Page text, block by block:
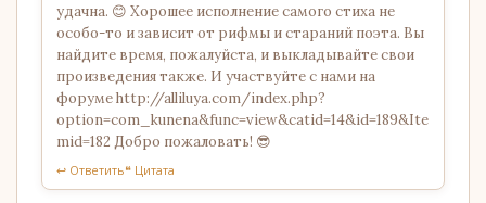
удачна. 😊 Хорошее исполнение самого стиха не
особо-то и зависит от рифмы и стараний поэта. Вы
найдите время, пожалуйста, и выкладывайте свои
произведения также. И участвуйте с нами на
форуме http://alliluya.com/index.php?
option=com_kunena&func=view&catid=14&id=189&Ite
mid=182 Добро пожаловать! 😎
↩ Ответить❝ Цитата